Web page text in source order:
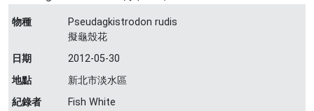
物種
Pseudagkistrodon rudis
擬龜殼花
日期
2012-05-30
地點
新北市淡水區
紀錄者
Fish White